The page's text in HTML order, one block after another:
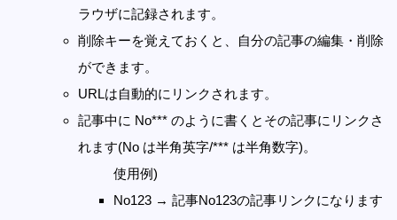
ラウザに記録されます。
削除キーを覚えておくと、自分の記事の編集・削除
ができます。
URLは自動的にリンクされます。
記事中に No*** のように書くとその記事にリンクさ
れます(No は半角英字/*** は半角数字)。
使用例)
No123 → 記事No123の記事リンクになります